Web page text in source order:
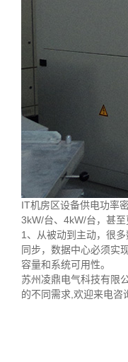
IT机房区设备供电功率
3kW/台、4kW/台，甚
1、从被动到主动，很
同步，数据中心必须实
容量和系统可用性。
苏州凌鼎电气科技有限
的不同需求,欢迎来电咨